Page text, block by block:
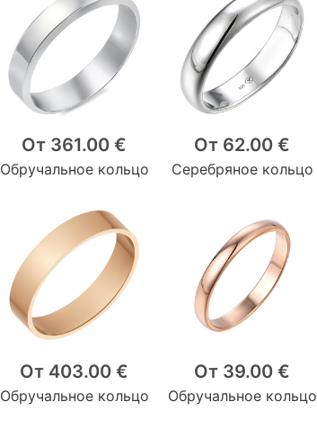
От 361.00 €
Обручальное кольцо
От 62.00 €
Серебряное кольцо
От 403.00 €
Обручальное кольцо
От 39.00 €
Обручальное кольцо